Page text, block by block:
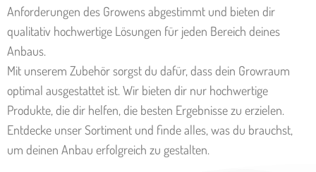
Anforderungen des Growens abgestimmt und bieten dir
qualitativ hochwertige Lösungen für jeden Bereich deines
Anbaus.
Mit unserem Zubehör sorgst du dafür, dass dein Growraum
optimal ausgestattet ist. Wir bieten dir nur hochwertige
Produkte, die dir helfen, die besten Ergebnisse zu erzielen.
Entdecke unser Sortiment und finde alles, was du brauchst,
um deinen Anbau erfolgreich zu gestalten.